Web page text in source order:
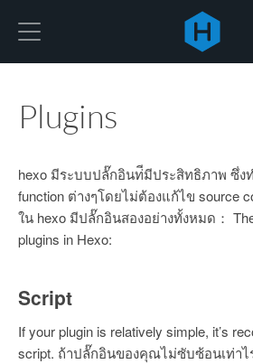
Plugins
hexo มีระบบปลั๊กอินท่ีมีประสิทธิภาพ ซึ่ง
function ต่างๆโดยไม่ต้องแก้ไข source
ใน hexo มีปลั๊กอินสองอย่างทั้งหมด：
plugins in Hexo:
Script
If your plugin is relatively simple, it’s
script. ถ้าปลั๊กอินของคุณไม่ซับซ้อนเท่า